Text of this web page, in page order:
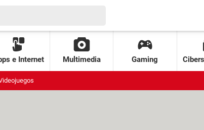
e Internet Multimedia Gaming